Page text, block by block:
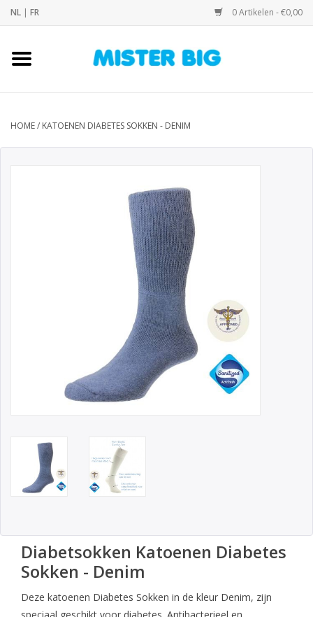
NL | FR 0 Artikelen - €0,00
Home
Onze Winkel
HOME/ KATOENEN DIABETES SOKKEN - DENIM
Diabetsokken Katoenen Diabetes
Sokken - Denim
Deze katoenen Diabetes Sokken in de kleur Denim, zijn